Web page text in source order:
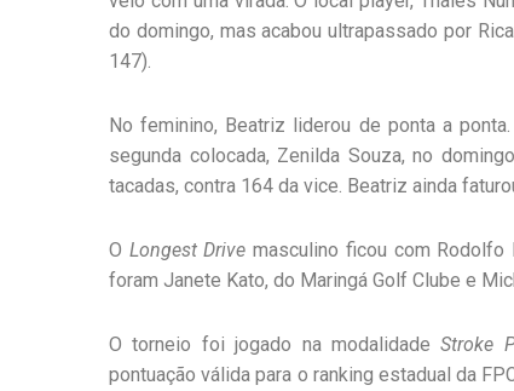
do domingo, mas acabou ultrapassado por
147).
No feminino, Beatriz liderou de ponta a
segunda colocada, Zenilda Souza, no
tacadas, contra 164 da vice. Beatriz ainda
O Longest Drive masculino ficou com Rodolfo
foram Janete Kato, do Maringá Golf Clube e
O torneio foi jogado na modalidadeStroke
pontuação válida para o ranking estadual da